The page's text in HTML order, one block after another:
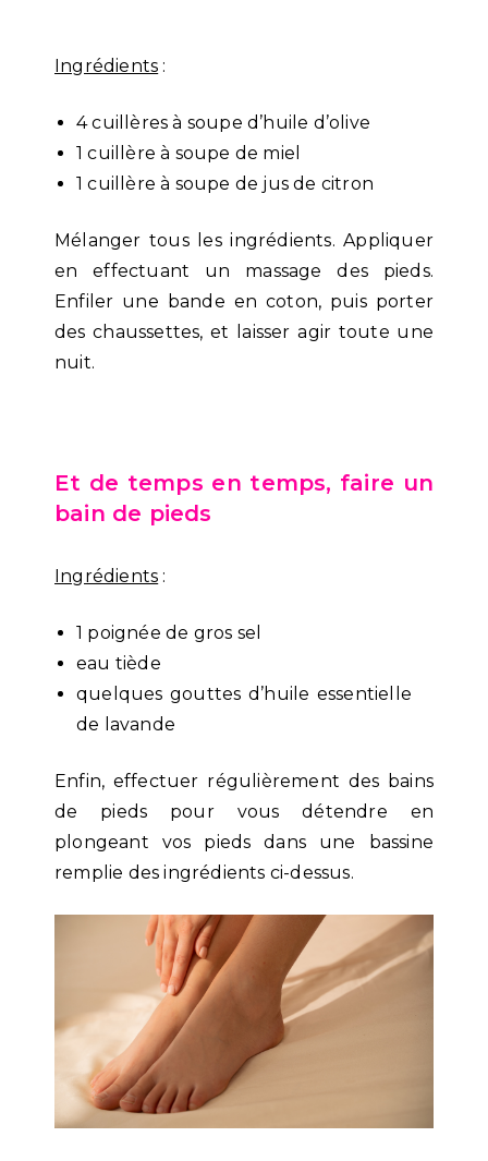
Ingrédients :
4 cuillères à soupe d’huile d’olive
1 cuillère à soupe de miel
1 cuillère à soupe de jus de citron
Mélanger tous les ingrédients. Appliquer
en effectuant un massage des pieds.
Enfiler une bande en coton, puis porter
des chaussettes, et laisser agir toute une
nuit.
Et de temps en temps, faire un
bain de pieds
Ingrédients :
1 poignée de gros sel
eau tiède
quelques gouttes d’huile essentielle
de lavande
Enfin, effectuer régulièrement des bains
de pieds pour vous détendre en
plongeant vos pieds dans une bassine
remplie des ingrédients ci-dessus.